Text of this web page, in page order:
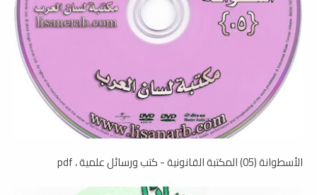
الأسطوانة (05) المكتبة القانونية - كتب ورسائل علمية ، pdf